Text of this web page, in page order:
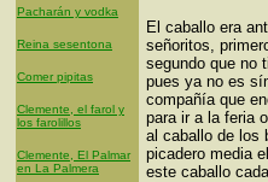
Pacharán y vodka
Reina sesentona
Comer pipitas
Clemente, el farol y
los farolillos
Clemente, El Palmar
en La Palmera
El caballo era
señoritos,
segundo que no
pues ya no es
compañía que
para ir a la feria
al caballo de los
picadero media
este caballo